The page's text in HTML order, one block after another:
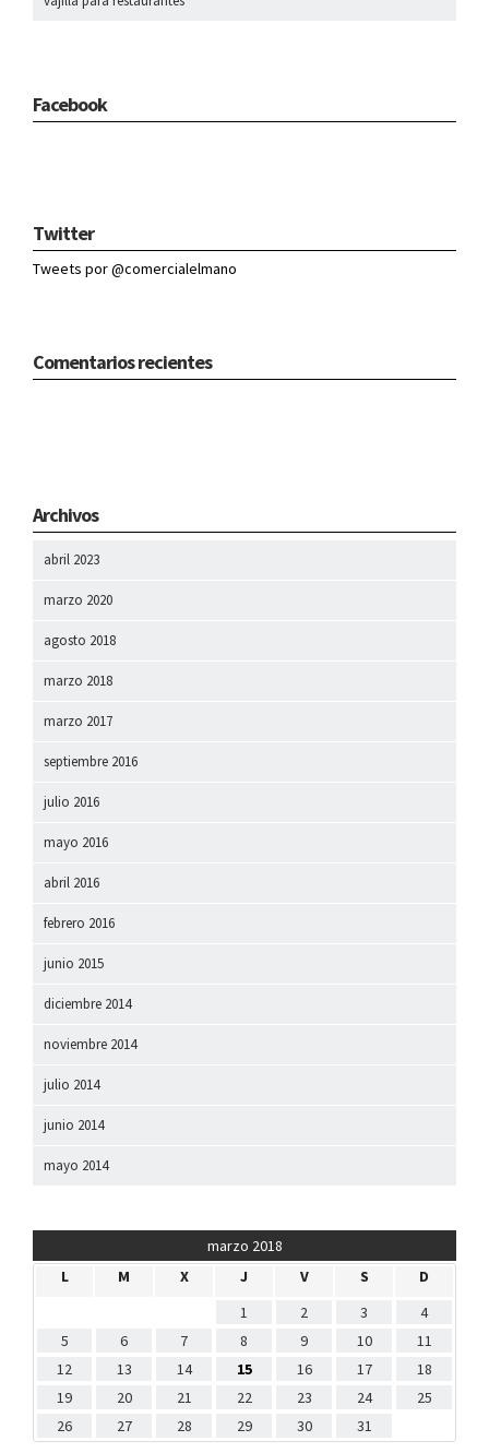
Facebook
Twitter
Tweets por @comercialelmano
Comentarios recientes
Archivos
abril 2023
marzo 2020
agosto 2018
marzo 2018
marzo 2017
septiembre 2016
julio 2016
mayo 2016
abril 2016
febrero 2016
junio 2015
diciembre 2014
noviembre 2014
julio 2014
junio 2014
mayo 2014
marzo 2018
L
M X J V S
D
1
2 3
4
5
6 7 8 9 10
11
12
13 14 15 16 17
18
19
20 21 22 23 24
25
26
27 28 29 30 31